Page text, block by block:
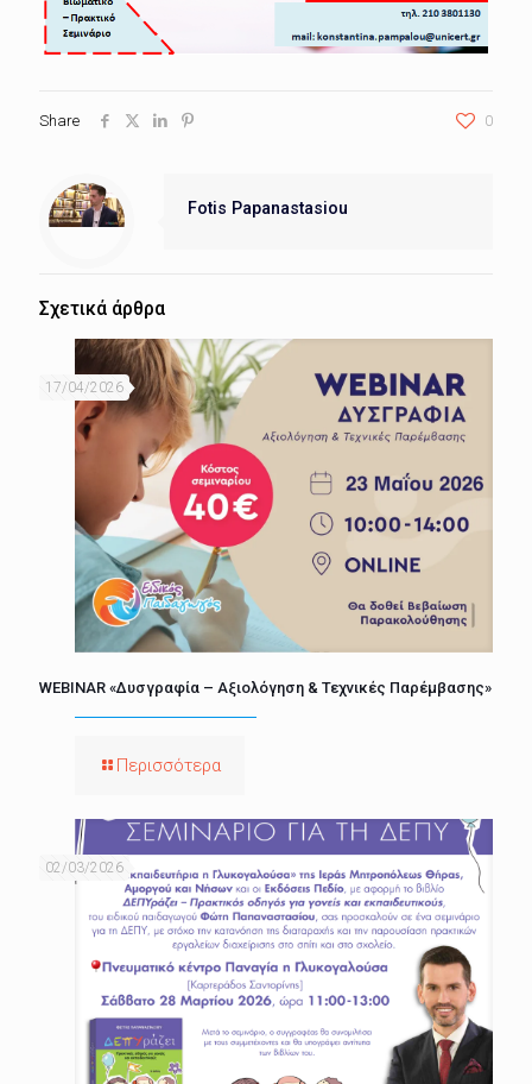
Share 0
Fotis Papanastasiou
Σχετικά άρθρα
17/04/2026
WEBINAR «Δυσγραφία – Αξιολόγηση & Τεχνικές Παρέμβασης»
Περισσότερα
02/03/2026